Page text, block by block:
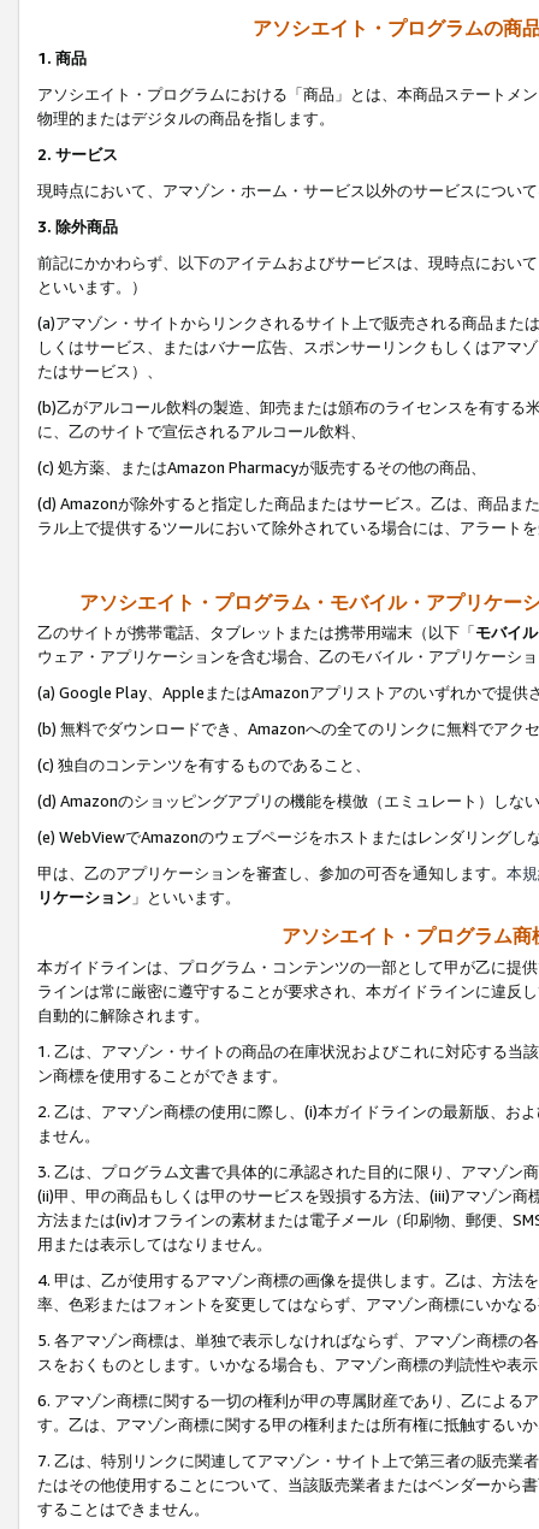
アソシエイト・プログラムの商
1. 商品
アソシエイト・プログラムにおける「商品」とは、本商品ステートメ
物理的またはデジタルの商品を指します。
2. サービス
現時点において、アマゾン・ホーム・サービス以外のサービスについ
3. 除外商品
前記にかかわらず、以下のアイテムおよびサービスは、現時点におい
といいます。）
(a)アマゾン・サイトからリンクされるサイト上で販売される商品ま
しくはサービス、またはバナー広告、スポンサーリンクもしくはアマ
たはサービス）、
(b)乙がアルコール飲料の製造、卸売または頒布のライセンスを有す
に、乙のサイトで宣伝されるアルコール飲料、
(c) 処方薬、またはAmazon Pharmacyが販売するその他の商品、
(d) Amazonが除外すると指定した商品またはサービス。乙は、商品ま
ラル上で提供するツールにおいて除外されている場合には、アラート
アソシエイト・プログラム・モバイル・アプリケー
乙のサイトが携帯電話、タブレットまたは携帯用端末（以下「モバイ
ウェア・アプリケーションを含む場合、乙のモバイル・アプリケーシ
(a) Google Play、AppleまたはAmazonアプリストアのいずれかで提供
(b) 無料でダウンロードでき、Amazonへの全てのリンクに無料でアク
(c) 独自のコンテンツを有するものであること、
(d) Amazonのショッピングアプリの機能を模倣（エミュレート）しな
(e) WebViewでAmazonのウェブページをホストまたはレンダリングし
甲は、乙のアプリケーションを審査し、参加の可否を通知します。 本
リケーション 」といいます。
アソシエイト・プログラム
本ガイドラインは、プログラム・コンテンツの一部として甲が乙に提
ラインは常に厳密に遵守することが要求され、本ガイドラインに違反
自動的に解除されます。
1. 乙は、アマゾン・サイトの商品の在庫状況およびこれに対応する
ン商標を使用することができます。
2. 乙は、アマゾン商標の使用に際し、(i)本ガイドラインの最新版、お
ません。
3. 乙は、プログラム文書で具体的に承認された目的に限り、アマゾン
(ii)甲、甲の商品もしくは甲のサービスを毀損する方法、(iii)アマゾン
方法または(iv)オフラインの素材または電子メール（印刷物、郵便、
用または表示してはなりません。
4. 甲は、乙が使用するアマゾン商標の画像を提供します。乙は、方
率、色彩またはフォントを変更してはならず、アマゾン商標にいかな
5. 各アマゾン商標は、単独で表示しなければならず、アマゾン商標
スをおくものとします。いかなる場合も、アマゾン商標の判読性や表
6. アマゾン商標に関する一切の権利が甲の専属財産であり、乙による
す。乙は、アマゾン商標に関する甲の権利または所有権に抵触するい
7. 乙は、特別リンクに関連してアマゾン・サイト上で第三者の販売
たはその他使用することについて、当該販売業者またはベンダーから
することはできません。